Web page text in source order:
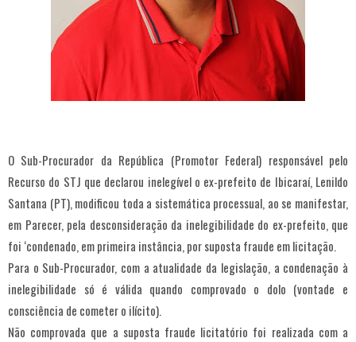
O Sub-Procurador da República (Promotor Federal) responsável pelo
Recurso do STJ que declarou inelegível o ex-prefeito de Ibicaraí, Lenildo
Santana (PT), modificou toda a sistemática processual, ao se manifestar,
em Parecer, pela desconsideração da inelegibilidade do ex-prefeito, que
foi ‘condenado, em primeira instância, por suposta fraude em licitação.
Para o Sub-Procurador, com a atualidade da legislação, a condenação à
inelegibilidade só é válida quando comprovado o dolo (vontade e
consciência de cometer o ilícito).
Não comprovada que a suposta fraude licitatório foi realizada com a